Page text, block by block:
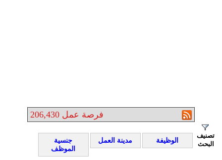
206,430 فرصة عمل
تصنيف
البحث
الوظيفة مدينة العمل
جنسية
الموظف